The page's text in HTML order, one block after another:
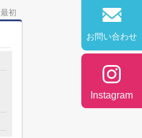
最初
お問い合わせ
Instagram